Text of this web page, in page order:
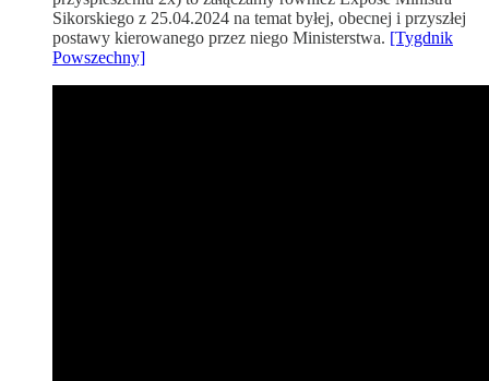
Sikorskiego z 25.04.2024 na temat byłej, obecnej i przyszłej
postawy kierowanego przez niego Ministerstwa. [Tygdnik
Powszechny]